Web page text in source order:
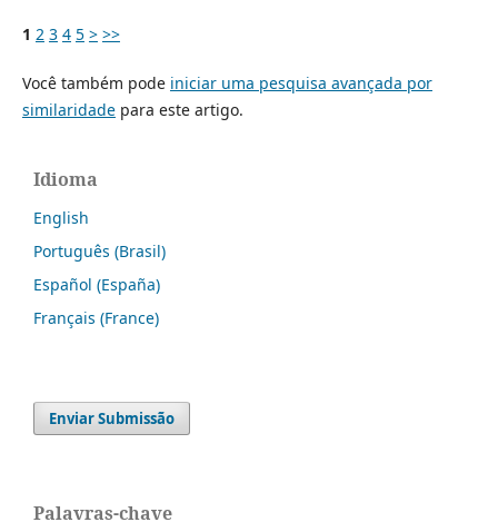
1 2 3 4 5 > >>
Você também pode iniciar uma pesquisa avançada por
similaridadepara este artigo.
Idioma
English
Português (Brasil)
Español (España)
Français (France)
Enviar Submissão
Palavras-chave